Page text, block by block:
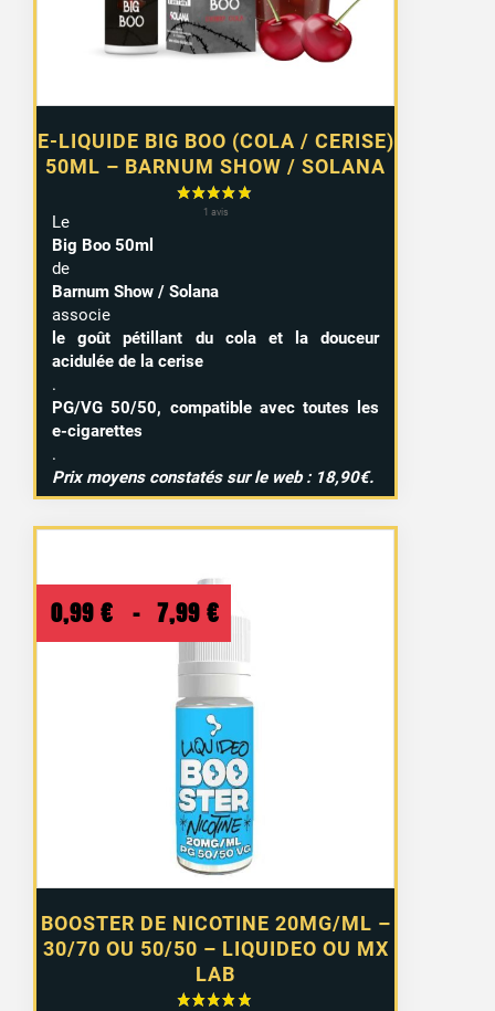
E-LIQUIDE BIG BOO (COLA / CERISE)
50ML – BARNUM SHOW / SOLANA
Le
Big Boo 50ml
de
Barnum Show / Solana
associe
le goût pétillant du cola et la douceur
acidulée de la cerise
.
PG/VG 50/50, compatible avec toutes les
e-cigarettes
.
Prix moyens constatés sur le web : 18,90€.
BOOSTER DE NICOTINE 20MG/ML –
30/70 OU 50/50 – LIQUIDEO OU MX
LAB
0,99 € – 7,99 € Plage
de
prix :
0,99 €
à
7,99 €